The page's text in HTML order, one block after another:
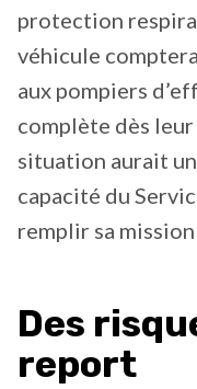
protection
véhicule
aux pompiers
complète dès
situation aurait
capacité du
remplir sa
Des
report